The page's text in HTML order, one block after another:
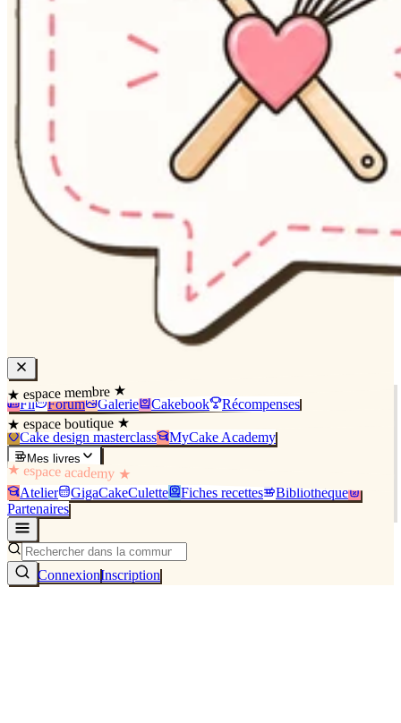
★ espace membre ★
Fil Forum Galerie Cakebook Récompenses
★ espace boutique ★
Cake design masterclass MyCake Academy
Mes livres
★ espace academy ★
Atelier GigaCakeCulette Fiches recettes
Bibliothèque
Partenaires
ConnexionInscription